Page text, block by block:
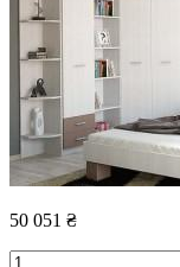
50 051 ₴